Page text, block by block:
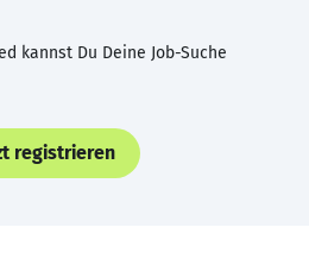
kannst Du Deine Job-Suche
registrieren